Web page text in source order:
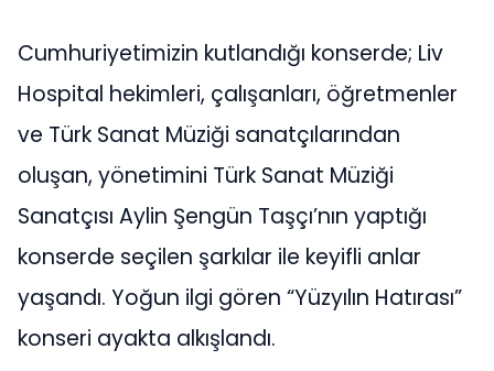
Cumhuriyetimizin kutlandığı konserde; Liv
Hospital hekimleri, çalışanları, öğretmenler
ve Türk Sanat Müziği sanatçılarından
oluşan, yönetimini Türk Sanat Müziği
Sanatçısı Aylin Şengün Taşçı’nın yaptığı
konserde seçilen şarkılar ile keyifli anlar
yaşandı. Yoğun ilgi gören “Yüzyılın Hatırası”
konseri ayakta alkışlandı.